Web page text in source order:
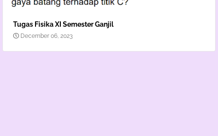
Tugas Fisika XI Semester Ganjil
December 06, 2023